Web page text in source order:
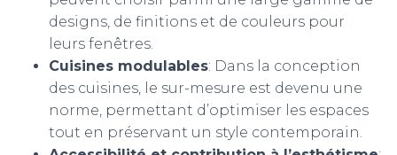
designs, de finitions et de couleurs pour
leurs fenêtres.
Cuisines modulables: Dans la conception
des cuisines, le sur-mesure est devenu une
norme, permettant d’optimiser les espaces
tout en préservant un style contemporain.